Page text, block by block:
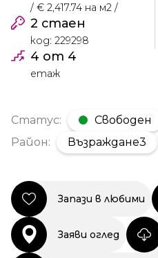
/ € 2,417.74 на м2 /
2 стаен
код: 229298
4 от 4
етаж
Статус: Свободен
Район:
Възраждане3
Запази в любими
Заяви оглед